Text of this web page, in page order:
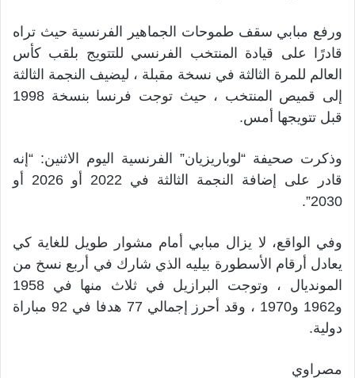
ورفع مبابي سقف طموحات الجماهير الفرنسية حيث تراه
قادرًا على قيادة المنتخب الفرنسي للتتويج بلقب كأس
العالم للمرة الثالثة في نسخة مقبلة ، ليضيف النجمة الثالثة
إلى قميص المنتخب ، حيث توجت فرنسا بنسخة 1998
قبل تتويجها أمس.
وذكرت صحيفة “لوباريزيان” الفرنسية اليوم الاثنين: “إنه
قادر على إضافة النجمة الثالثة في 2022 أو 2026 أو
2030”.
وفي الواقع، لا يزال مبابي أمام مشوار طويل للغاية كي
يعادل أرقام الأسطورة بيليه الذي شارك في أربع نسخ من
المونديال ، وتوجت البرازيل في ثلاث منها في 1958
و1962 و1970 ، وقد أحرز إجمالي 77 هدفا في 92 مباراة
دولية.
مصراوي